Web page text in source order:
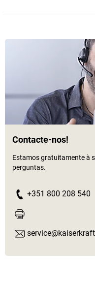
Contacte-nos!
Estamos gratuitamente à
perguntas.
+351 800 208 540